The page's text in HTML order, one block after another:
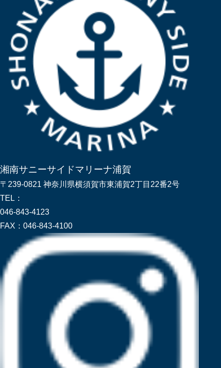
湘南サニーサイドマリーナ浦賀
〒239-0821 神奈川県横須賀市東浦賀2丁目22番2号
TEL：
046-843-4123
FAX： 046-843-4100